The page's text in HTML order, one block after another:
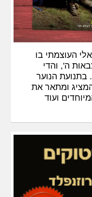
העוצמתי בו
ה', והדי
בתנועת הנוער
ומתאר את
ועוד